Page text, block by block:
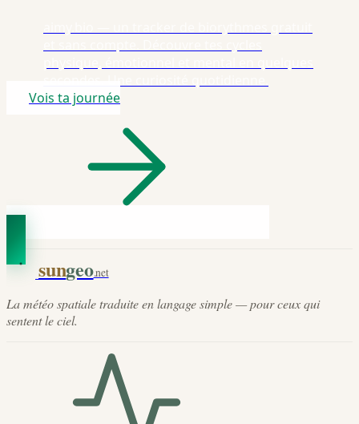
Vois ta journée
sungeo.net
La météo spatiale traduite en langage simple — pour ceux qui
sentent le ciel.